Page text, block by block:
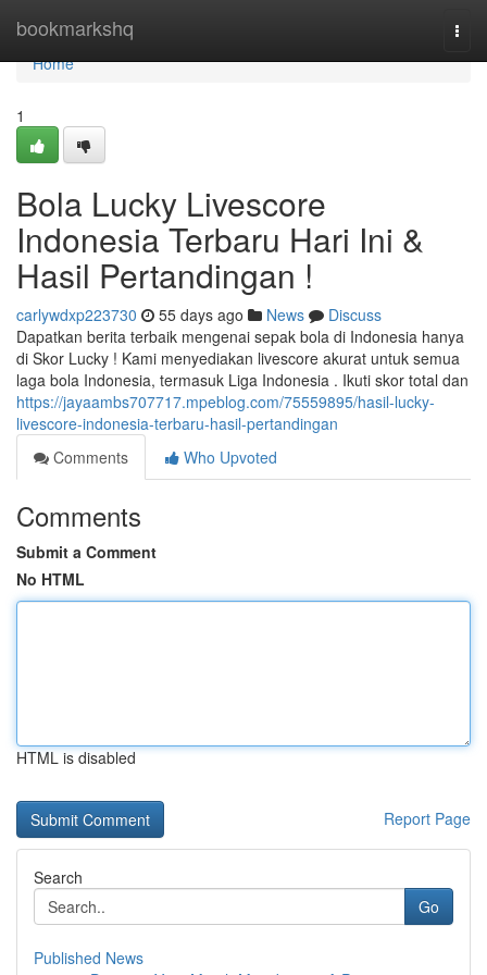
bookmarkshq
Home
Home
1
Bola Lucky Livescore
Indonesia Terbaru Hari Ini &
Hasil Pertandingan !
carlywdxp223730 55 days ago News
Discuss
Dapatkan berita terbaik mengenai sepak bola di Indonesia hanya
di Skor Lucky ! Kami menyediakan livescore akurat untuk semua
laga bola Indonesia, termasuk Liga Indonesia . Ikuti skor total dan
https://jayaambs707717.mpeblog.com/75559895/hasil-lucky-
livescore-indonesia-terbaru-hasil-pertandingan
Comments
Who Upvoted
Comments
Submit a Comment
No HTML
HTML is disabled
Report Page
Search
Go
Published News